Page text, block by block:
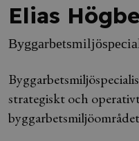
Elias
strategiskt och